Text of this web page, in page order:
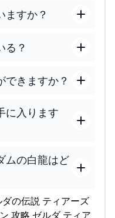
ますか？
る？
できますか？
に入ります
ムの白龍はど
の伝説 ティアーズ
攻略 ゼルダ ティア